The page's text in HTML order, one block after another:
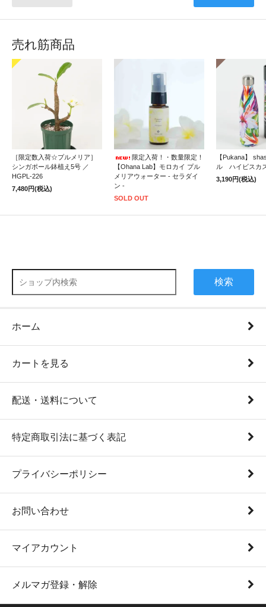
売れ筋商品
［限定数入荷☆プルメリア］
シンガポール鉢植え5号 ／
HGPL-226
7,480円(税込)
限定入荷！・数量限定！
【Ohana Lab】モロカイ プル
メリアウォーター - セラダイ
ン -
SOLD OUT
【Pukana】
ル ハイビスカ
3,190円(税込)
検索
ホーム
カートを見る
配送・送料について
特定商取引法に基づく表記
プライバシーポリシー
お問い合わせ
マイアカウント
メルマガ登録・解除